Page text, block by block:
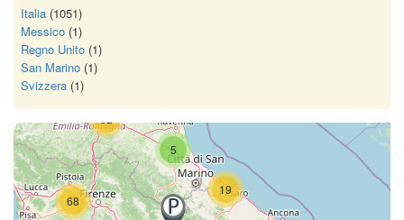
Italia (1051)
Messico (1)
Regno Unito (1)
San Marino (1)
Svizzera (1)
5
68
19